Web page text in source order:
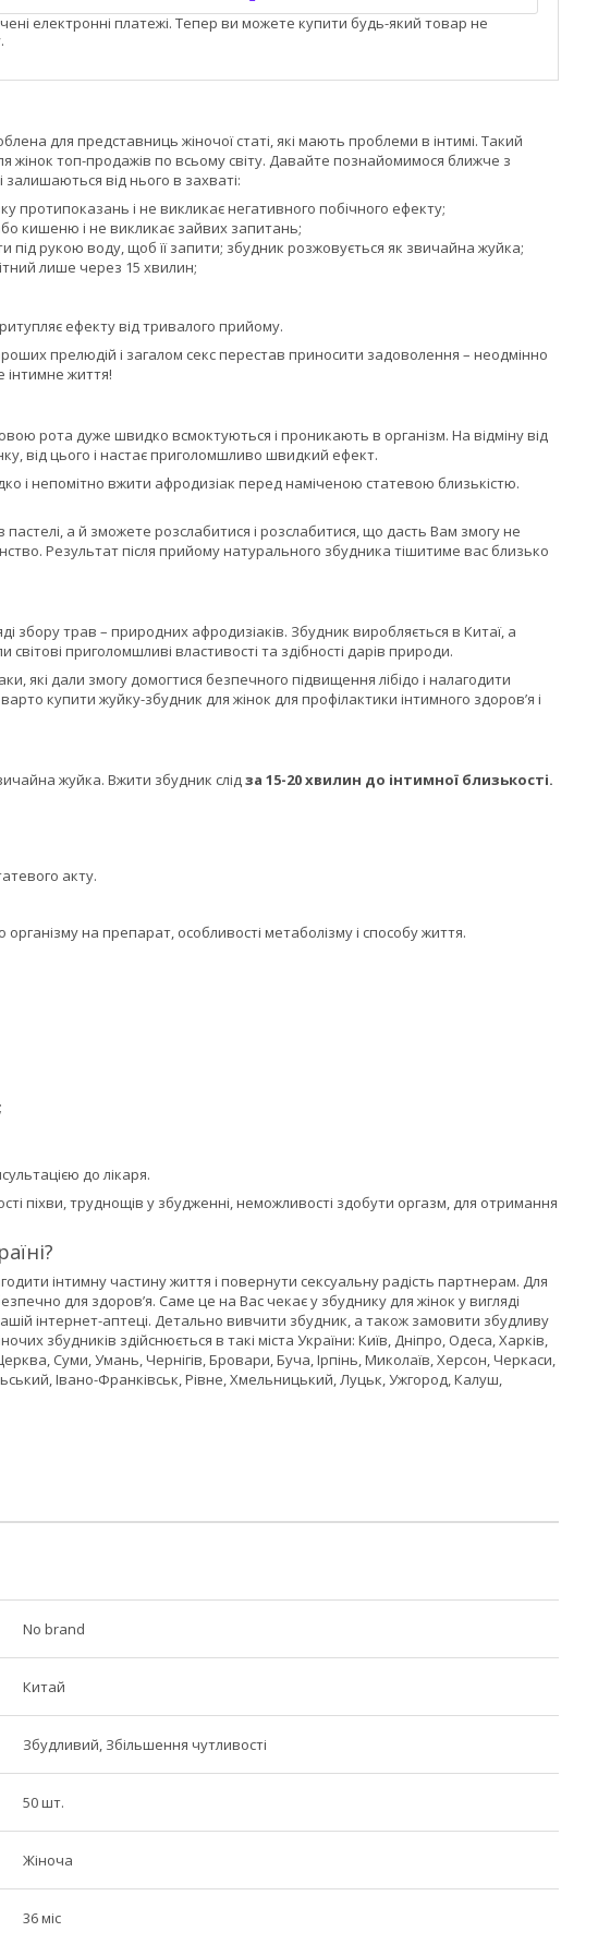
електронні платежі. Тепер ви можете купити будь-який товар не
для представниць жіночої статі, які мають проблеми в інтимі. Такий
жінок топ-продажів по всьому світу. Давайте познайомимося ближче з
від нього в захваті:
протипоказань і не викликає негативного побічного ефекту;
кишеню і не викликає зайвих запитань;
рукою воду, щоб її запити; збудник розжовується як звичайна жуйка;
лише через 15 хвилин;
ефекту від тривалого прийому.
прелюдій і загалом секс перестав приносити задоволення – неодмінно
інтимне життя!
рота дуже швидко всмоктуються і проникають в організм. На відміну від
від цього і настає приголомшливо швидкий ефект.
і непомітно вжити афродизіак перед наміченою статевою близькістю.
а й зможете розслабитися і розслабитися, що дасть Вам змогу не
Результат після прийому натурального збудника тішитиме вас близько
збору трав – природних афродизіаків. Збудник виробляється в Китаї, а
приголомшливі властивості та здібності дарів природи.
які дали змогу домогтися безпечного підвищення лібідо і налагодити
купити жуйку-збудник для жінок для профілактики інтимного здоров’я і
жуйка. Вжити збудник слідза 15-20 хвилин до інтимної близькості.
акту.
на препарат, особливості метаболізму і способу життя.
до лікаря.
піхви, труднощів у збудженні, неможливості здобути оргазм, для отримання
інтимну частину життя і повернути сексуальну радість партнерам. Для
для здоров’я. Саме це на Вас чекає у збуднику для жінок у вигляді
інтернет-аптеці. Детально вивчити збудник, а також замовити збудливу
збудників здійснюється в такі міста України: Київ, Дніпро, Одеса, Харків,
Суми, Умань, Чернігів, Бровари, Буча, Ірпінь, Миколаїв, Херсон, Черкаси,
Івано-Франківськ, Рівне, Хмельницький, Луцьк, Ужгород, Калуш,
No brand
Китай
Збудливий, Збільшення чутливості
50 шт.
Жіноча
36 міс